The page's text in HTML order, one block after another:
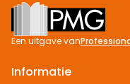
Footer
Een uitgave van
Informatie